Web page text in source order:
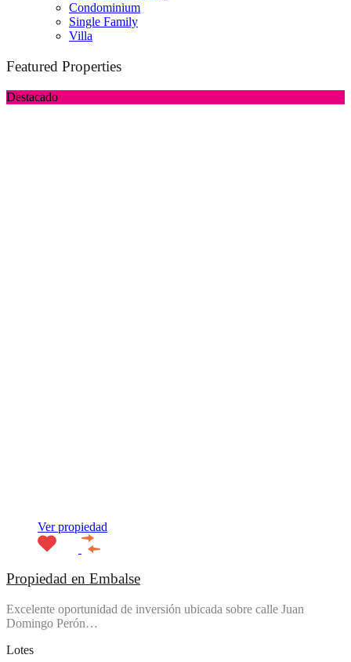
Condominium
Single Family
Villa
Featured Properties
Destacado
Ver propiedad
Propiedad en Embalse
Excelente oportunidad de inversión ubicada sobre calle Juan
Domingo Perón…
Lotes